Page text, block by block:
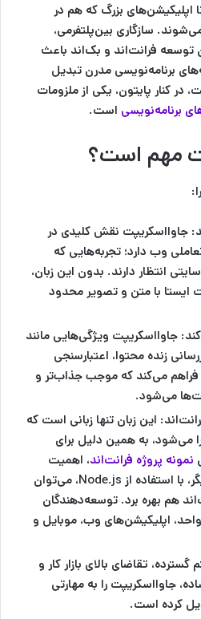
اپلیکیشن‌های بزرگ که هم در
سازگاری بین‌پلتفرمی،
توسعه فرانت‌اند و بک‌اند باعث
برنامه‌نویسی مدرن تبدیل
کنار پایتون، یکی از ملزومات
برنامه‌نویسی است.
مهم است؟
: جاوااسکریپت نقش کلیدی در
وب دارد؛ تجربه‌هایی که
انتظار دارند. بدون این زبان،
با متن و تصویر محدود
: جاوااسکریپت ویژگی‌هایی مانند
زنده محتوا، اعتبارسنجی
فراهم می‌کند که موجب جذاب‌تر و
می‌شود.
: این زبان تنها زبانی است که
می‌شود، به همین دلیل برای
نمونه پروژه فرانت‌اند، اهمیت
زیادی دارد. از سوی دیگر، با استفاده از Node.js، می‌توان
هم بهره برد. توسعه‌دهندگان
اپلیکیشن‌های وب، موبایل و
تقاضای بالای بازار کار و
جاوااسکریپت را به مهارتی
کرده است.